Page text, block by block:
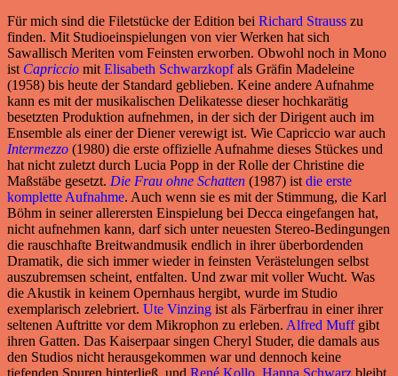
Für mich sind die Filetstücke der Edition bei Richard Strauss zu
finden. Mit Studioeinspielungen von vier Werken hat sich
Sawallisch Meriten vom Feinsten erworben. Obwohl noch in Mono
ist Capriccio mit Elisabeth Schwarzkopfals Gräfin Madeleine
(1958) bis heute der Standard geblieben. Keine andere Aufnahme
kann es mit der musikalischen Delikatesse dieser hochkarätig
besetzten Produktion aufnehmen, in der sich der Dirigent auch im
Ensemble als einer der Diener verewigt ist. Wie Capriccio war auch
Intermezzo (1980) die erste offizielle Aufnahme dieses Stückes und
hat nicht zuletzt durch Lucia Popp in der Rolle der Christine die
Maßstäbe gesetzt. Die Frau ohne Schatten (1987) ist die erste
komplette Aufnahme. Auch wenn sie es mit der Stimmung, die Karl
Böhm in seiner allerersten Einspielung bei Decca eingefangen hat,
nicht aufnehmen kann, darf sich unter neuesten Stereo-Bedingungen
die rauschhafte Breitwandmusik endlich in ihrer überbordenden
Dramatik, die sich immer wieder in feinsten Verästelungen selbst
auszubremsen scheint, entfalten. Und zwar mit voller Wucht. Was
die Akustik in keinem Opernhaus hergibt, wurde im Studio
exemplarisch zelebriert. Ute Vinzing ist als Färberfrau in einer ihrer
seltenen Auftritte vor dem Mikrophon zu erleben. Alfred Muffgibt
ihren Gatten. Das Kaiserpaar singen Cheryl Studer, die damals aus
den Studios nicht herausgekommen war und dennoch keine